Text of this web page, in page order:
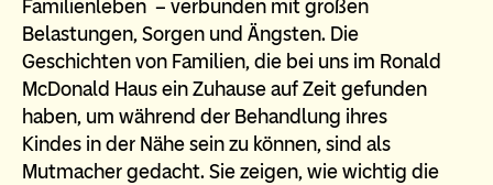
Familienleben – verbunden mit großen
Belastungen, Sorgen und Ängsten. Die
Geschichten von Familien, die bei uns im Ronald
McDonald Haus ein Zuhause auf Zeit gefunden
haben, um während der Behandlung ihres
Kindes in der Nähe sein zu können, sind als
Mutmacher gedacht. Sie zeigen, wie wichtig die